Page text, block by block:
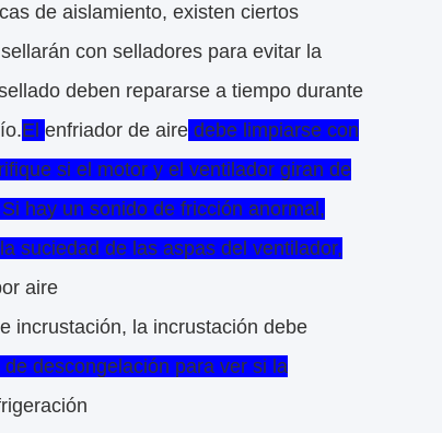
de aislamiento, existen ciertos
con selladores para evitar la
deben repararse a tiempo durante
El enfriador de aire debe limpiarse con
si el motor y el ventilador giran de
hay un sonido de fricción anormal,
suciedad de las aspas del ventilador,
aire
incrustación, la incrustación debe
descongelación para ver si la